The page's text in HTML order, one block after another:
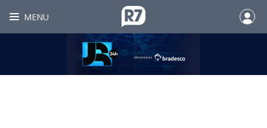
MENU